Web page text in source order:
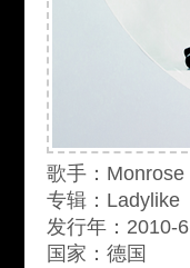
歌手：Monrose
专辑：Ladylike
发行年：2010-6
国家：德国